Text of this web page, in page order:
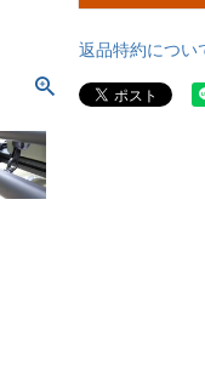
返品特約につい